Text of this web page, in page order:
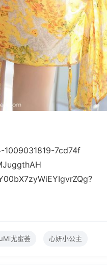
7cd74f
尤蜜荟 心妍小公主